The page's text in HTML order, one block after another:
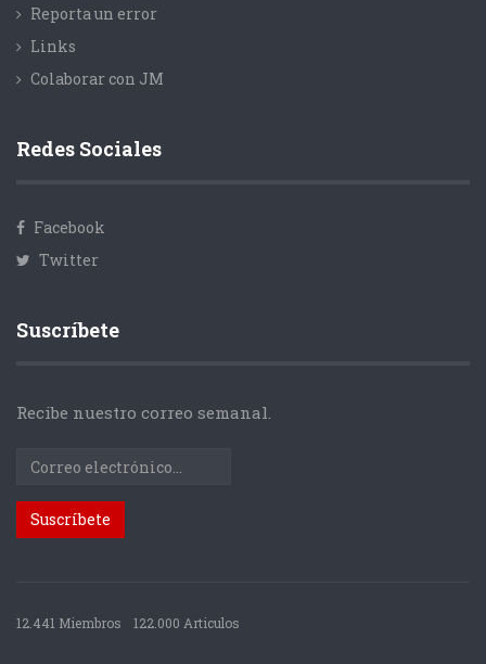
Reporta un error
Links
Colaborar con JM
Redes Sociales
Facebook
Twitter
Suscríbete
Recibe nuestro correo semanal.
12.441 Miembros 122.000 Articulos